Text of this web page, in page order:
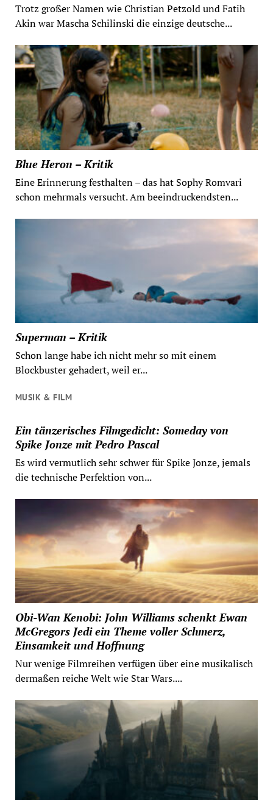
Trotz großer Namen wie Christian Petzold und Fatih
Akin war Mascha Schilinski die einzige deutsche...
Blue Heron – Kritik
Eine Erinnerung festhalten – das hat Sophy Romvari
schon mehrmals versucht. Am beeindruckendsten...
Superman – Kritik
Schon lange habe ich nicht mehr so mit einem
Blockbuster gehadert, weil er...
MUSIK & FILM
Ein tänzerisches Filmgedicht: Someday von
Spike Jonze mit Pedro Pascal
Es wird vermutlich sehr schwer für Spike Jonze, jemals
die technische Perfektion von...
Obi-Wan Kenobi: John Williams schenkt Ewan
McGregors Jedi ein Theme voller Schmerz,
Einsamkeit und Hoffnung
Nur wenige Filmreihen verfügen über eine musikalisch
dermaßen reiche Welt wie Star Wars....